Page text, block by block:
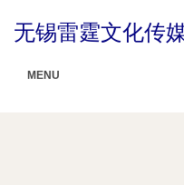
无锡雷霆文化传
MENU